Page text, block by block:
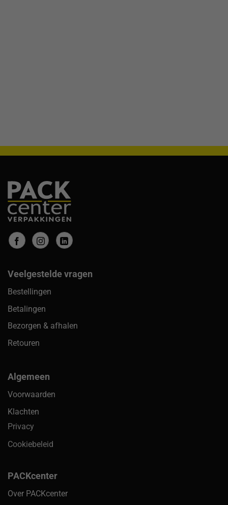
Veelgestelde vragen
Bestellingen
Betalingen
Bezorgen & afhalen
Retouren
Algemeen
Voorwaarden
Klachten
Privacy
Cookiebeleid
PACKcenter
Over PACKcenter